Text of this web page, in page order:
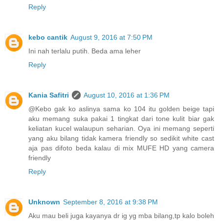
Reply
kebo cantik August 9, 2016 at 7:50 PM
Ini nah terlalu putih. Beda ama leher
Reply
Kania Safitri
August 10, 2016 at 1:36 PM
@Kebo gak ko aslinya sama ko 104 itu golden beige tapi
aku memang suka pakai 1 tingkat dari tone kulit biar gak
keliatan kucel walaupun seharian. Oya ini memang seperti
yang aku bilang tidak kamera friendly so sedikit white cast
aja pas difoto beda kalau di mix MUFE HD yang camera
friendly
Reply
Unknown September 8, 2016 at 9:38 PM
Aku mau beli juga kayanya dr ig yg mba bilang,tp kalo boleh